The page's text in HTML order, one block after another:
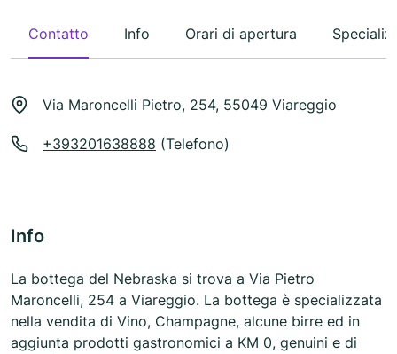
Contatto Info Orari di apertura
Via Maroncelli Pietro, 254, 55049 Viareggio
+393201638888 (Telefono)
Info
La bottega del Nebraska si trova a Via Pietro
Maroncelli, 254 a Viareggio. La bottega è specializzata
nella vendita di Vino, Champagne, alcune birre ed in
aggiunta prodotti gastronomici a KM 0, genuini e di